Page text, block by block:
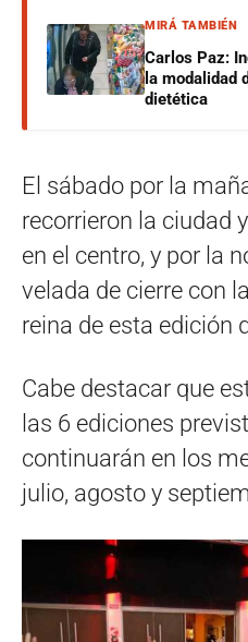
MIRÁ TAMBIÉN
Carlos Paz:
la modalidad
dietética
El sábado por la
recorrieron la ciudad
en el centro, y por la
velada de cierre con
reina de esta edición
Cabe destacar que
las 6 ediciones
continuarán en los
julio, agosto y